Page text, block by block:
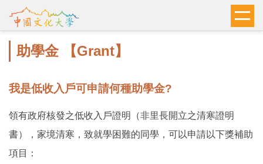
到
區
助學金 【Grant】
我是低收入戶可申請何種助學金?
領有政府核發之低收入戶證明（非里長開立之清寒證明
書），家境清寒，致就學困難的同學，可以申請以下獎補助
項目：